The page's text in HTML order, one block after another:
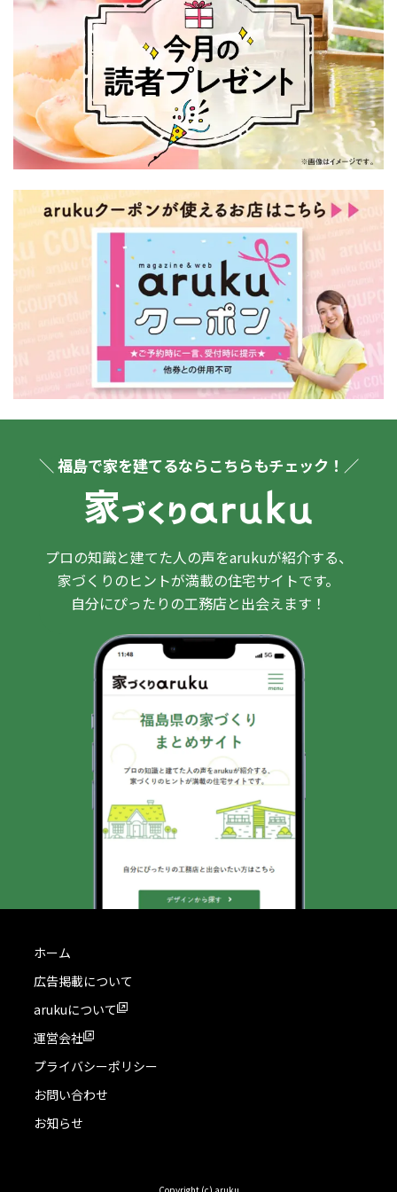
＼ 福島で家を建てるならこちらもチェック！／
プロの知識と建てた人の声をarukuが紹介する、
家づくりのヒントが満載の住宅サイトです。
自分にぴったりの工務店と出会えます！
ホーム
広告掲載について
arukuについて
運営会社
プライバシーポリシー
お問い合わせ
お知らせ